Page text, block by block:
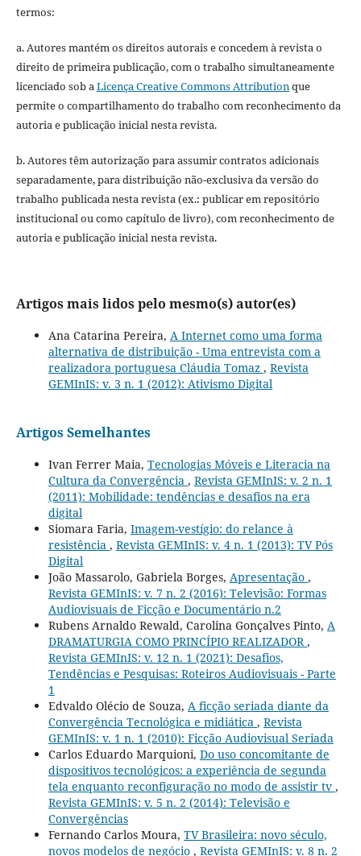
termos:
a. Autores mantém os direitos autorais e concedem à revista o
direito de primeira publicação, com o trabalho simultaneamente
licenciado sob aLicença Creative Commons Attributionque
permite o compartilhamento do trabalho com reconhecimento da
autoria e publicação inicial nesta revista.
b. Autores têm autorização para assumir contratos adicionais
separadamente, para distribuição não-exclusiva da versão do
trabalho publicada nesta revista (ex.: publicar em repositório
institucional ou como capítulo de livro), com reconhecimento de
autoria e publicação inicial nesta revista.
Artigos mais lidos pelo mesmo(s) autor(es)
Ana Catarina Pereira, A Internet como uma forma
alternativa de distribuição - Uma entrevista com a
realizadora portuguesa Cláudia Tomaz , Revista
GEMInIS: v. 3 n. 1 (2012): Ativismo Digital
Artigos Semelhantes
Ivan Ferrer Maia, Tecnologias Móveis e Literacia na
Cultura da Convergência , Revista GEMInIS: v. 2 n. 1
(2011): Mobilidade: tendências e desafios na era
digital
Siomara Faria, Imagem-vestígio: do relance à
resistência , Revista GEMInIS: v. 4 n. 1 (2013): TV Pós
Digital
João Massarolo, Gabriela Borges, Apresentação ,
Revista GEMInIS: v. 7 n. 2 (2016): Televisão: Formas
Audiovisuais de Ficção e Documentário n.2
Rubens Arnaldo Rewald, Carolina Gonçalves Pinto, A
DRAMATURGIA COMO PRINCÍPIO REALIZADOR ,
Revista GEMInIS: v. 12 n. 1 (2021): Desafios,
Tendências e Pesquisas: Roteiros Audiovisuais - Parte
1
Edvaldo Olécio de Souza, A ficção seriada diante da
Convergência Tecnológica e midiática , Revista
GEMInIS: v. 1 n. 1 (2010): Ficção Audiovisual Seriada
Carlos Eduardo Marquioni, Do uso concomitante de
dispositivos tecnológicos: a experiência de segunda
tela enquanto reconfiguração no modo de assistir tv ,
Revista GEMInIS: v. 5 n. 2 (2014): Televisão e
Convergências
Fernando Carlos Moura, TV Brasileira: novo século,
novos modelos de negócio , Revista GEMInIS: v. 8 n. 2